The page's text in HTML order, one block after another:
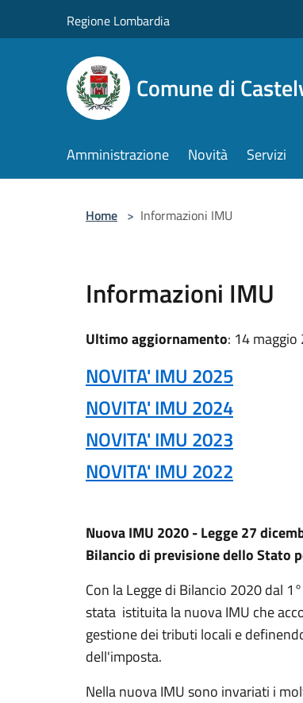
Regione Lombardia
Comune di
Amministrazione Novità Servizi
Home > Informazioni IMU
Informazioni IMU
Ultimo aggiornamento: 14
NOVITA' IMU 2025
NOVITA' IMU 2024
NOVITA' IMU 2023
NOVITA' IMU 2022
Nuova IMU 2020 - Legge 27
Bilancio di previsione dello Stato
Con la Legge di Bilancio 2020 dal
stata istituita la nuova IMU che
gestione dei tributi locali e
dell'imposta.
Nella nuova IMU sono invariati i